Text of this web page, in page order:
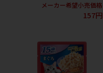
メーカー希望小売価格
157円